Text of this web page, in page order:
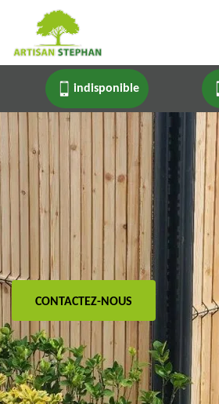
indisponible
CONTACTEZ-NOUS